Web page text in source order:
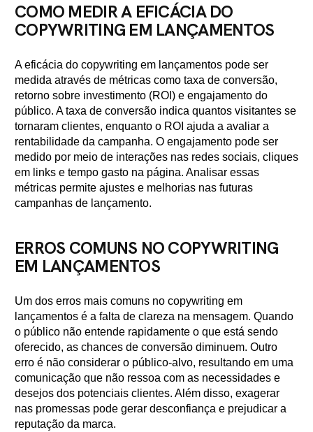
COMO MEDIR A EFICÁCIA DO
COPYWRITING EM LANÇAMENTOS
A eficácia do copywriting em lançamentos pode ser
medida através de métricas como taxa de conversão,
retorno sobre investimento (ROI) e engajamento do
público. A taxa de conversão indica quantos visitantes se
tornaram clientes, enquanto o ROI ajuda a avaliar a
rentabilidade da campanha. O engajamento pode ser
medido por meio de interações nas redes sociais, cliques
em links e tempo gasto na página. Analisar essas
métricas permite ajustes e melhorias nas futuras
campanhas de lançamento.
ERROS COMUNS NO COPYWRITING
EM LANÇAMENTOS
Um dos erros mais comuns no copywriting em
lançamentos é a falta de clareza na mensagem. Quando
o público não entende rapidamente o que está sendo
oferecido, as chances de conversão diminuem. Outro
erro é não considerar o público-alvo, resultando em uma
comunicação que não ressoa com as necessidades e
desejos dos potenciais clientes. Além disso, exagerar
nas promessas pode gerar desconfiança e prejudicar a
reputação da marca.